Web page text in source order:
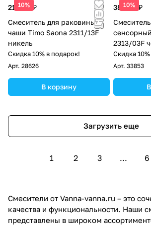
10%
21 860 ₽
Смеситель для раковины-
чаши Timo Saona 2311/13F
никель
Скидка 10% в подарок!
Арт. 28626
В корзину
10%
38 248 ₽
2313/03F
Скидка
Арт. 33853
Загрузить еще
1 2 3 ... 6
Смесители от Vanna-vanna.ru – это
качества и функциональности. Наши
представлены в широком